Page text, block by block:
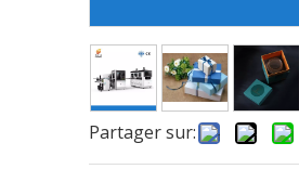
Partager sur: